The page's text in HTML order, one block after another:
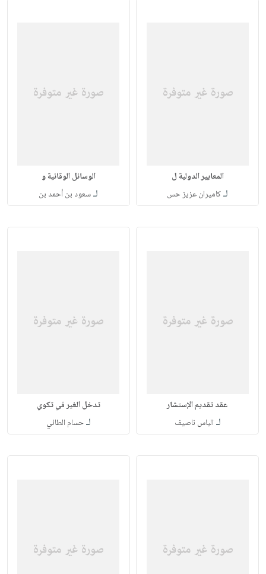
المعايير الدولية ل
لـكاميران عزيز حس
الوسائل الوقائية و
لـسعود بن أحمد بن
عقد تقديم الإستشار
لـ الياس ناصيف
تدخل الغير في تكوي
لـحسام الطائي